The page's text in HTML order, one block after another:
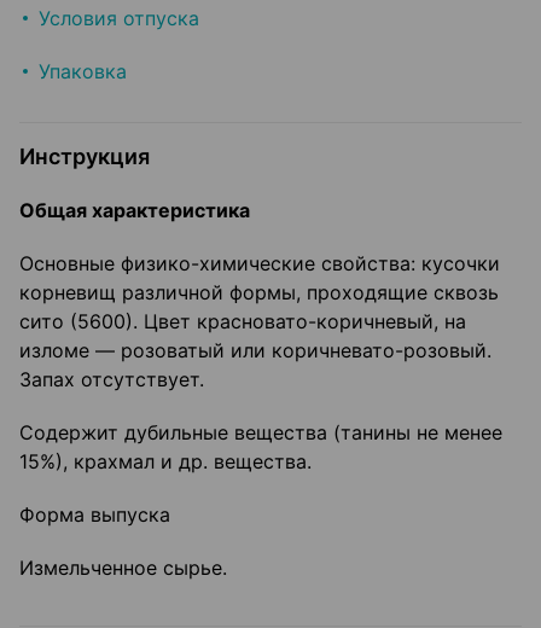
Условия отпуска
Упаковка
Инструкция
Общая характеристика
Основные физико-химические свойства: кусочки
корневищ различной формы, проходящие сквозь
сито (5600). Цвет красновато-коричневый, на
изломе — розоватый или коричневато-розовый.
Запах отсутствует.
Содержит дубильные вещества (танины не менее
15%), крахмал и др. вещества.
Форма выпуска
Измельченное сырье.